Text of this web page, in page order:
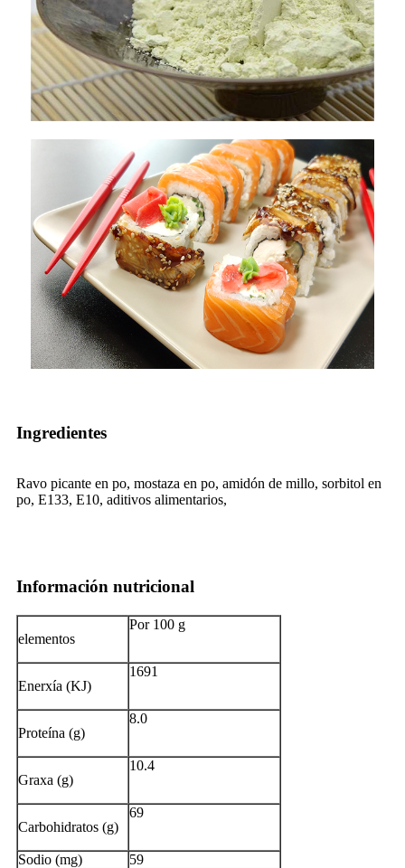
Ingredientes
Ravo picante en po, mostaza en po, amidón de millo, sorbitol en
po, E133, E10, aditivos alimentarios,
Información nutricional
elementos
Por 100 g
Enerxía (KJ)
1691
Proteína (g)
8.0
Graxa (g)
10.4
Carbohidratos (g)
69
Sodio (mg) 59